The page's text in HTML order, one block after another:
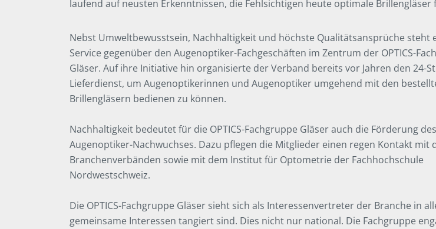
laufend auf neusten Erkenntnissen, die Fehlsichtigen heute optimale
Nebst Umweltbewusstsein, Nachhaltigkeit und höchste Qualitätsansprüche steht
Service gegenüber den Augenoptiker-Fachgeschäften im Zentrum der OPTICS-
Gläser. Auf ihre Initiative hin organisierte der Verband bereits vor Jahren den 24-
Lieferdienst, um Augenoptikerinnen und Augenoptiker umgehend mit den
Brillengläsern bedienen zu können.
Nachhaltigkeit bedeutet für die OPTICS-Fachgruppe Gläser auch die Förderung des
Augenoptiker-Nachwuchses. Dazu pflegen die Mitglieder einen regen Kontakt mit
Branchenverbänden sowie mit dem Institut für Optometrie der Fachhochschule
Nordwestschweiz.
Die OPTICS-Fachgruppe Gläser sieht sich als Interessenvertreter der Branche in
gemeinsame Interessen tangiert sind. Dies nicht nur national. Die Fachgruppe